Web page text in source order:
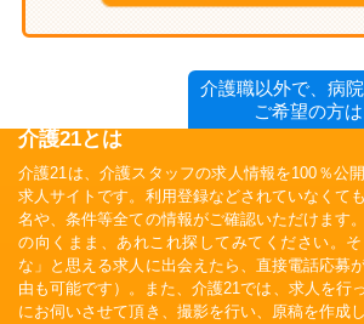
介護職以外で、病
ご希望の方
介護21とは
介護21は、介護スタッフの求人情報を100％公
求人サイトです。利用登録などされていなくて
名や、条件等全ての情報がご確認いただけます
の向くまま、あれこれ探してみてください。
な」と思える求人に出会えたら、直接電話応募
由も可能です）。また、介護21では、求人を行
にお伺いさせて頂き、撮影を行い、原稿を作成